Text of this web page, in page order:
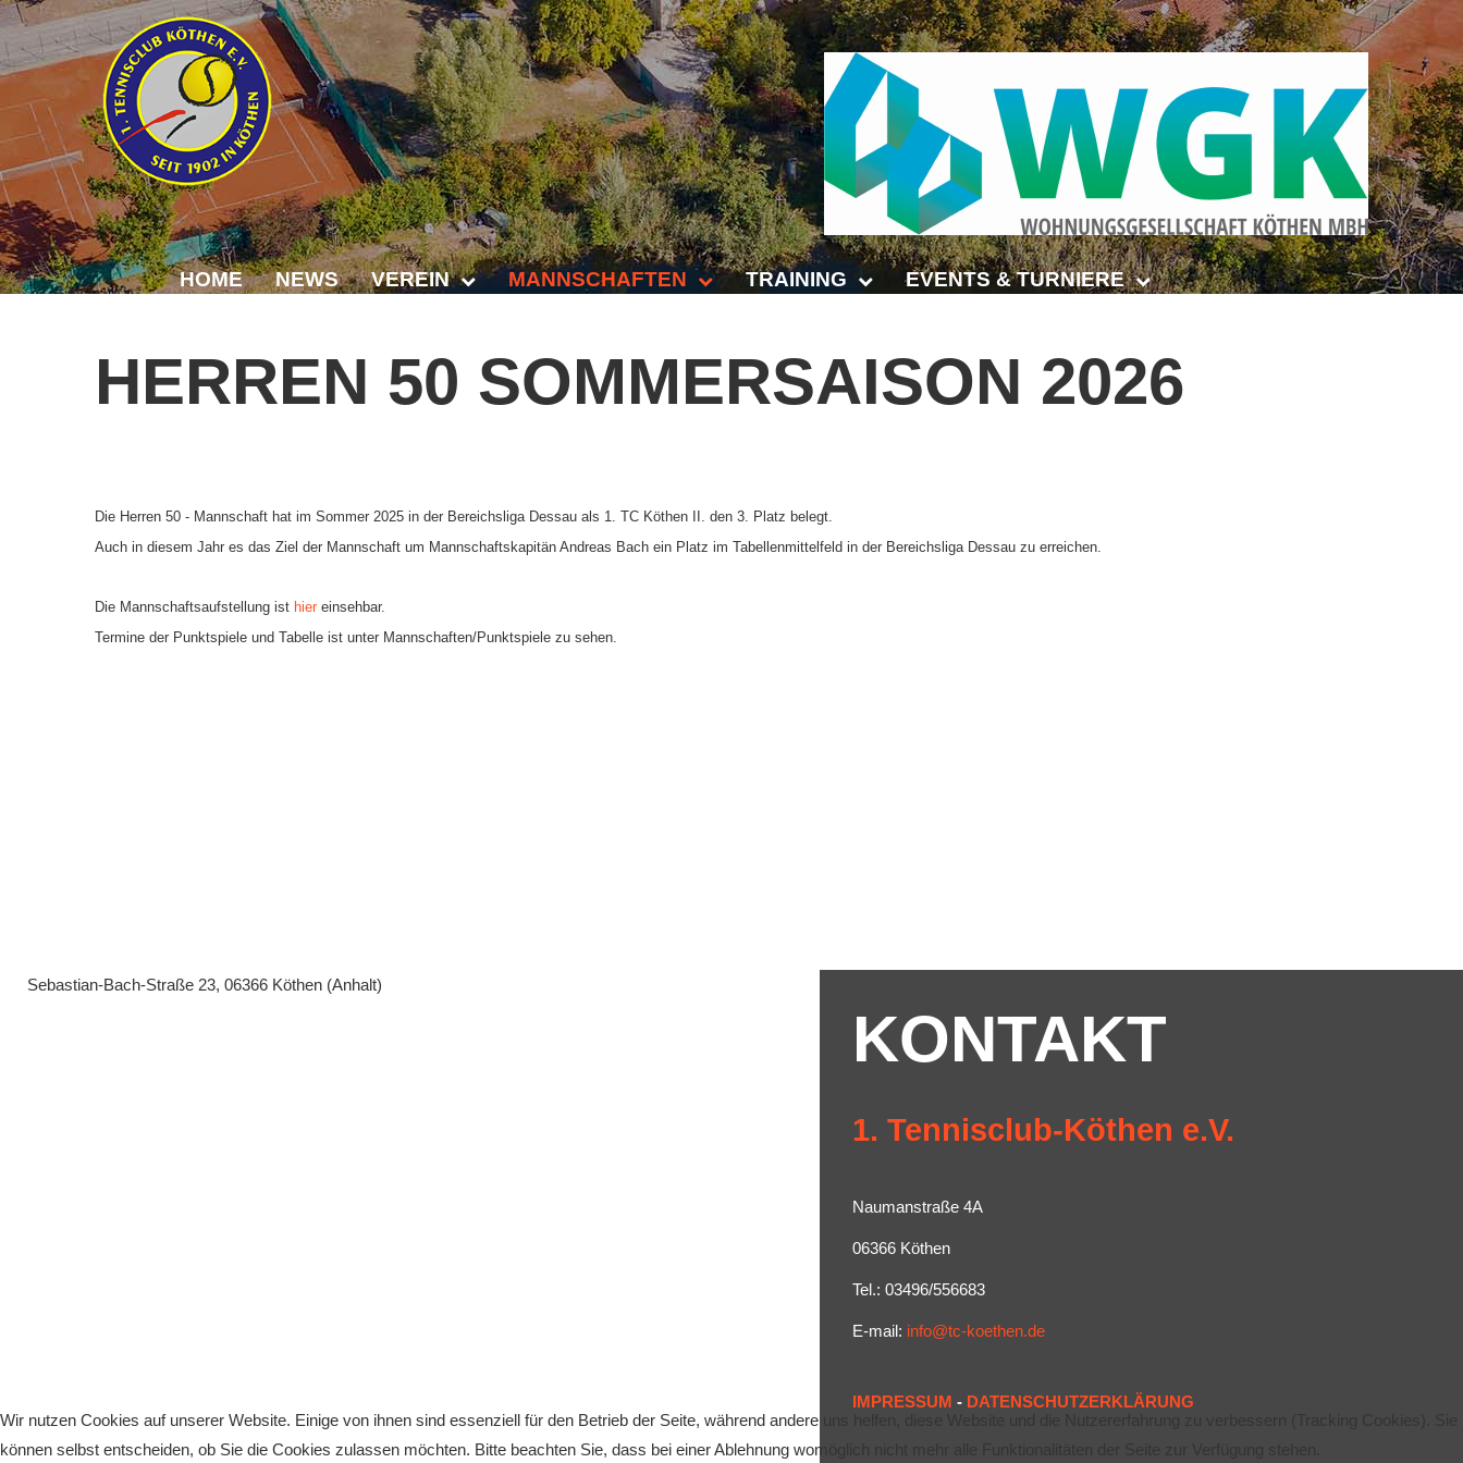
HOME NEWS VEREIN
Das Clubhaus
Downloads
Bespannungsservice
Die Sponsoren
MANNSCHAFTEN
Punktspiele Wintersaison 2025/2026
TRAINING
Trainer
EVENTS & TURNIERE
4-Städte-Turnier
Vereinsturniere 2026
HERREN 50 SOMMERSAISON 2026
Die Herren 50 - Mannschaft hat im Sommer 2025 in der Bereichsliga Dessau als 1. TC Köthen II. den 3. Platz belegt.
Auch in diesem Jahr es das Ziel der Mannschaft um Mannschaftskapitän Andreas Bach ein Platz im Tabellenmittelfeld in der Bereichsliga Dessau zu erreichen.
Die Mannschaftsaufstellung ist hier einsehbar.
Termine der Punktspiele und Tabelle ist unter Mannschaften/Punktspiele zu sehen.
KONTAKT
1. Tennisclub-Köthen e.V.
Naumanstraße 4A
06366 Köthen
Tel.: 03496/556683
E-mail: info@tc-koethen.de
IMPRESSUM - DATENSCHUTZERKLÄRUNG
Sebastian-Bach-Straße 23, 06366 Köthen (Anhalt)
Wir nutzen Cookies auf unserer Website. Einige von ihnen sind essenziell für den Betrieb der Seite, während andere uns helfen, diese Website und die Nutzererfahrung zu verbessern (Tracking Cookies). Sie
können selbst entscheiden, ob Sie die Cookies zulassen möchten. Bitte beachten Sie, dass bei einer Ablehnung womöglich nicht mehr alle Funktionalitäten der Seite zur Verfügung stehen.